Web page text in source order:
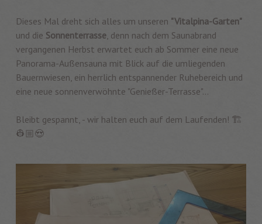
Dieses Mal dreht sich alles um unseren "Vitalpina-Garten"
und die Sonnenterrasse, denn nach dem Saunabrand
vergangenen Herbst erwartet euch ab Sommer eine neue
Panorama-Außensauna mit Blick auf die umliegenden
Bauernwiesen, ein herrlich entspannender Ruhebereich und
eine neue sonnenverwöhnte "Genießer-Terrasse"...
Bleibt gespannt, - wir halten euch auf dem Laufenden! 🏗️
👷🏼😍